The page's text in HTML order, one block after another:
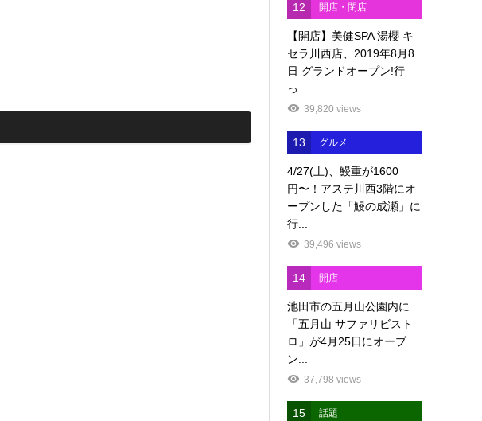
12 開店・閉店
【開店】美健SPA 湯櫻 キ
セラ川西店、2019年8月8
日 グランドオープン!行
っ...
39,820 views
13 グルメ
4/27(土)、鰻重が1600
円〜！アステ川西3階にオ
ープンした「鰻の成瀬」に
行...
39,496 views
14 開店
池田市の五月山公園内に
「五月山 サファリビスト
ロ」が4月25日にオープ
ン...
37,798 views
15 話題